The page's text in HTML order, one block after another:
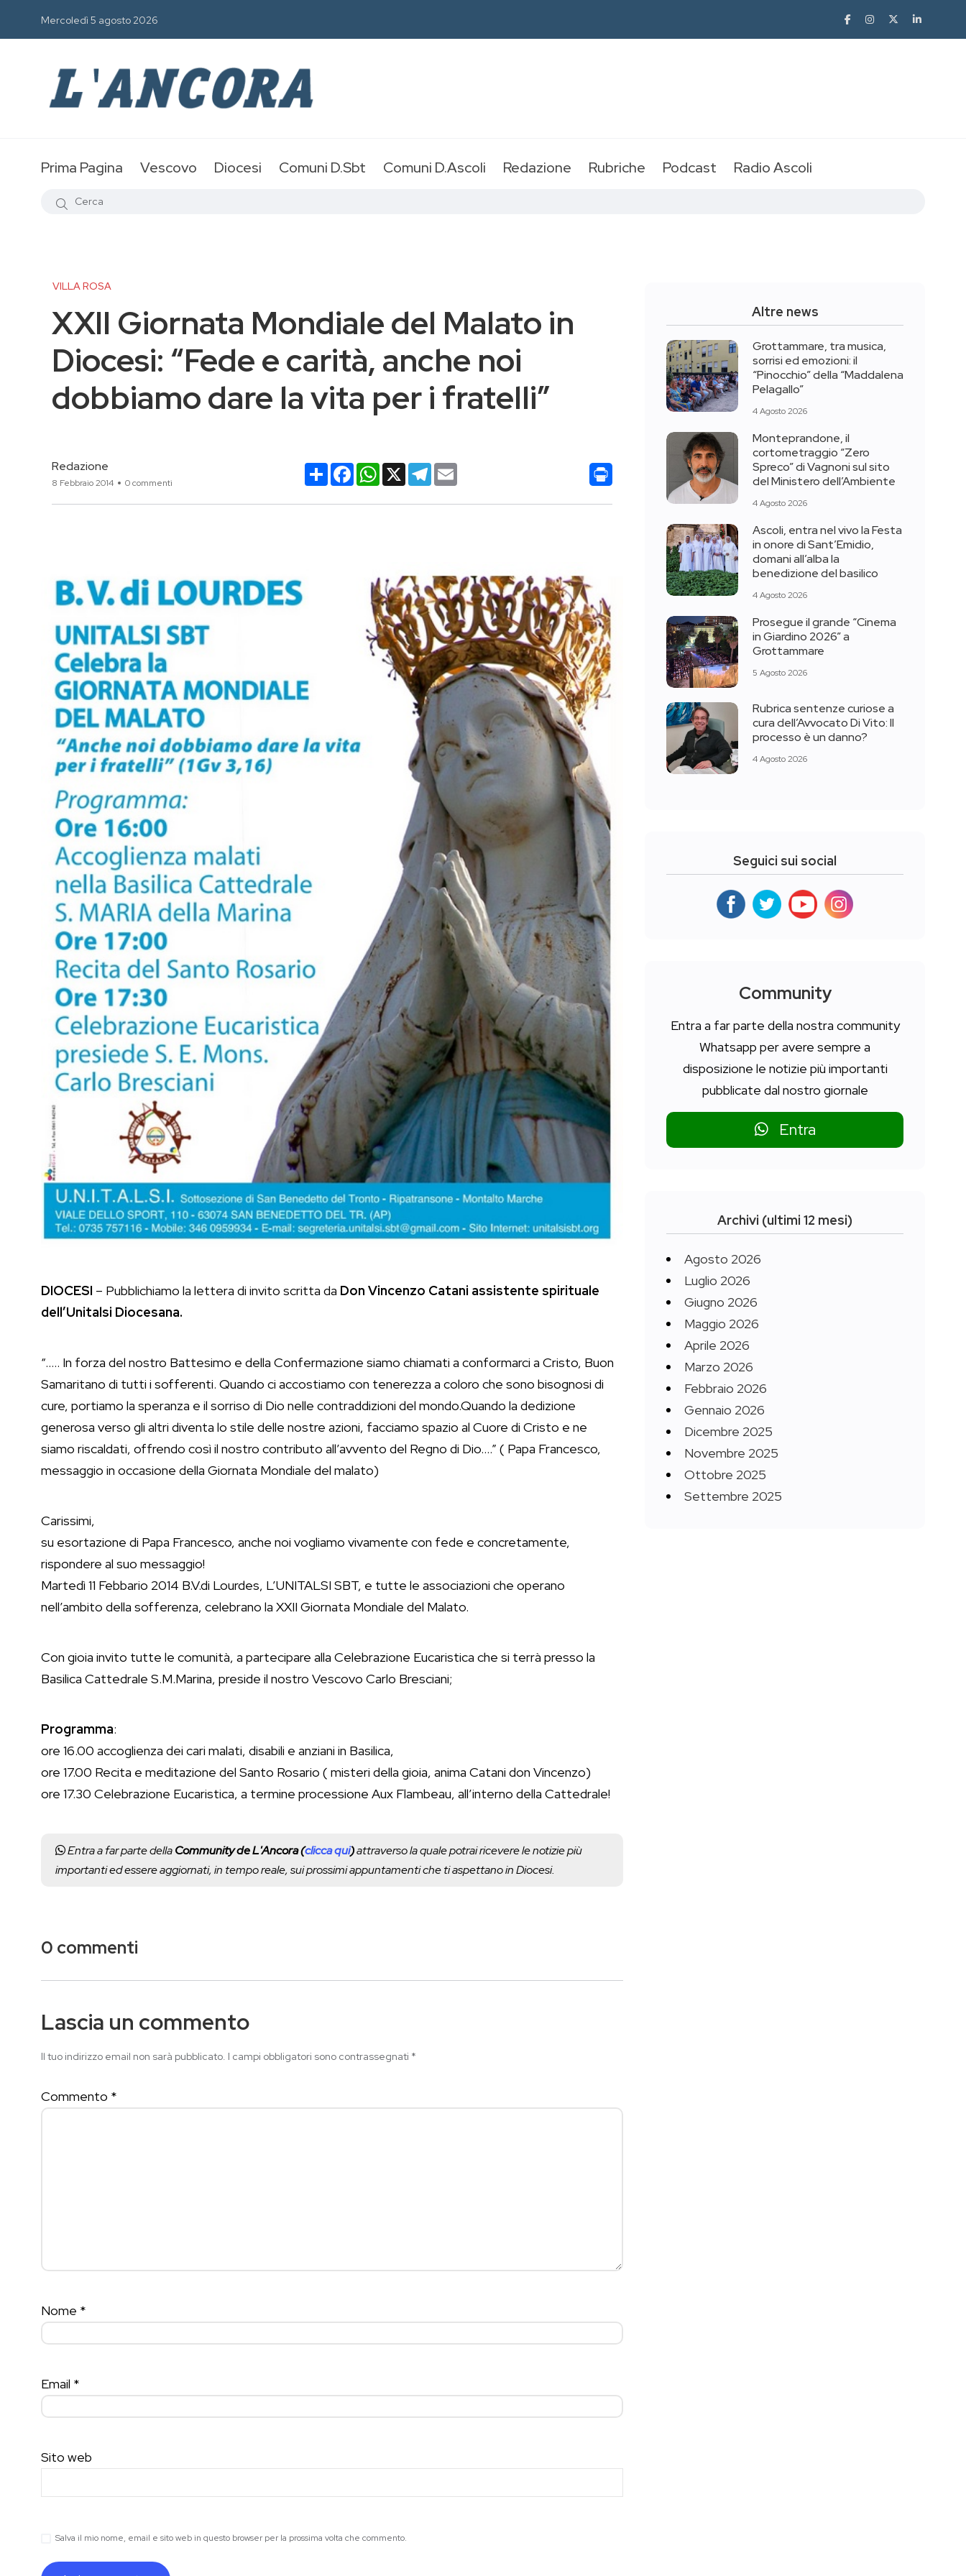
Mercoledì 5 agosto 2026
Prima Pagina Vescovo Diocesi Comuni D.Sbt Comuni D.Ascoli Redazione Rubriche Podcast Radio Ascoli
VILLA ROSA
XXII Giornata Mondiale del Malato in
Diocesi: “Fede e carità, anche noi
dobbiamo dare la vita per i fratelli”
Redazione
8 Febbraio 2014 0 commenti
CondividiFacebookWhatsApp
X Telegram
DIOCESI – Pubblichiamo la lettera di invito scritta da Don Vincenzo Catani assistente spirituale
dell’Unitalsi Diocesana.
“….. In forza del nostro Battesimo e della Confermazione siamo chiamati a conformarci a Cristo, Buon
Samaritano di tutti i sofferenti. Quando ci accostiamo con tenerezza a coloro che sono bisognosi di
cure, portiamo la speranza e il sorriso di Dio nelle contraddizioni del mondo.Quando la dedizione
generosa verso gli altri diventa lo stile delle nostre azioni, facciamo spazio al Cuore di Cristo e ne
siamo riscaldati, offrendo così il nostro contributo all’avvento del Regno di Dio….” ( Papa Francesco,
messaggio in occasione della Giornata Mondiale del malato)
Carissimi,
su esortazione di Papa Francesco, anche noi vogliamo vivamente con fede e concretamente,
rispondere al suo messaggio!
Martedì 11 Febbario 2014 B.V.di Lourdes, L’UNITALSI SBT, e tutte le associazioni che operano
nell’ambito della sofferenza, celebrano la XXII Giornata Mondiale del Malato.
Con gioia invito tutte le comunità, a partecipare alla Celebrazione Eucaristica che si terrà presso la
Basilica Cattedrale S.M.Marina, preside il nostro Vescovo Carlo Bresciani;
Programma:
ore 16.00 accoglienza dei cari malati, disabili e anziani in Basilica,
ore 17.00 Recita e meditazione del Santo Rosario ( misteri della gioia, anima Catani don Vincenzo)
ore 17.30 Celebrazione Eucaristica, a termine processione Aux Flambeau, all’interno della Cattedrale!
Entra a far parte dellaCommunity de L'Ancora (clicca qui)attraverso la quale potrai ricevere le notizie più
importanti ed essere aggiornati, in tempo reale, sui prossimi appuntamenti che ti aspettano in Diocesi.
0 commenti
Lascia un commento
Il tuo indirizzo email non sarà pubblicato. I campi obbligatori sono contrassegnati *
Commento *
Nome *
Email *
Sito web
Salva il mio nome, email e sito web in questo browser per la prossima volta che commento.
Altre news
Grottammare, tra musica,
sorrisi ed emozioni: il
“Pinocchio” della “Maddalena
Pelagallo”
4 Agosto 2026
Monteprandone, il
cortometraggio “Zero
Spreco” di Vagnoni sul sito
del Ministero dell’Ambiente
4 Agosto 2026
Ascoli, entra nel vivo la Festa
in onore di Sant’Emidio,
domani all’alba la
benedizione del basilico
4 Agosto 2026
Prosegue il grande “Cinema
in Giardino 2026” a
Grottammare
5 Agosto 2026
Rubrica sentenze curiose a
cura dell’Avvocato Di Vito: Il
processo è un danno?
4 Agosto 2026
Seguici sui social
Community
Entra a far parte della nostra community
Whatsapp per avere sempre a
disposizione le notizie più importanti
pubblicate dal nostro giornale
Entra
Archivi (ultimi 12 mesi)
Agosto 2026
Luglio 2026
Giugno 2026
Maggio 2026
Aprile 2026
Marzo 2026
Febbraio 2026
Gennaio 2026
Dicembre 2025
Novembre 2025
Ottobre 2025
Settembre 2025